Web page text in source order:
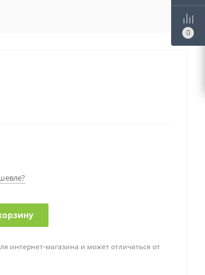
интернет-магазина и может отличаться от
0